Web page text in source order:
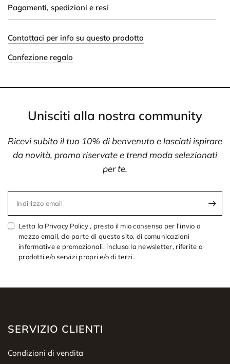
Pagamenti, spedizioni e resi
Contattaci per info su questo prodotto
Confezione regalo
Unisciti alla nostra community
Ricevi subito il tuo 10% di benvenuto e lasciati ispirare
da novità, promo riservate e trend moda selezionati
per te.
Indirizzo email
Letta la Privacy Policy , presto il mio consenso per l’invio a
mezzo email, da parte di questo sito, di comunicazioni
informative e promozionali, inclusa la newsletter, riferite a
prodotti e/o servizi propri e/o di terzi.
SERVIZIO CLIENTI
Condizioni di vendita